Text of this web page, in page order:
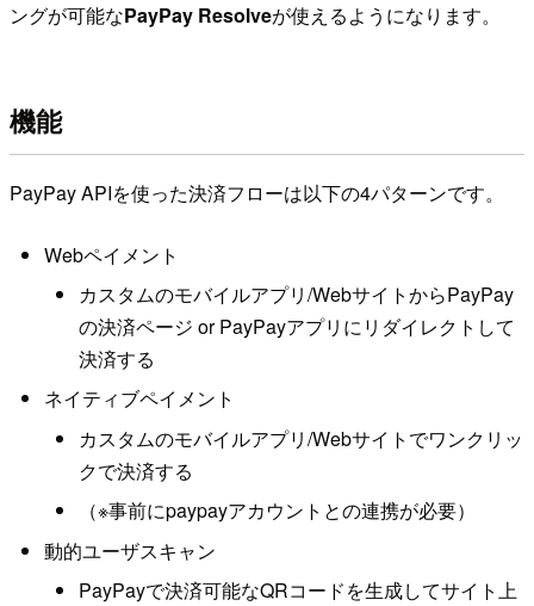
ングが可能なPayPay Resolveが使えるようになります。
機能
PayPay APIを使った決済フローは以下の4パターンです。
Webペイメント
カスタムのモバイルアプリ/WebサイトからPayPay
の決済ページ or PayPayアプリにリダイレクトして
決済する
ネイティブペイメント
カスタムのモバイルアプリ/Webサイトでワンクリッ
クで決済する
（※事前にpaypayアカウントとの連携が必要）
動的ユーザスキャン
PayPayで決済可能なQRコードを生成してサイト上